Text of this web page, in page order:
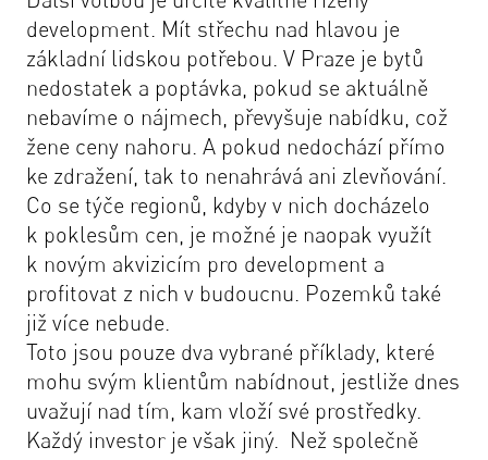
development. Mít střechu nad hlavou je
základní lidskou potřebou. V Praze je bytů
nedostatek a poptávka, pokud se aktuálně
nebavíme o nájmech, převyšuje nabídku, což
žene ceny nahoru. A pokud nedochází přímo
ke zdražení, tak to nenahrává ani zlevňování.
Co se týče regionů, kdyby v nich docházelo
k poklesům cen, je možné je naopak využít
k novým akvizicím pro development a
profitovat z nich v budoucnu. Pozemků také
již více nebude.
Toto jsou pouze dva vybrané příklady, které
mohu svým klientům nabídnout, jestliže dnes
uvažují nad tím, kam vloží své prostředky.
Každý investor je však jiný. Než společně